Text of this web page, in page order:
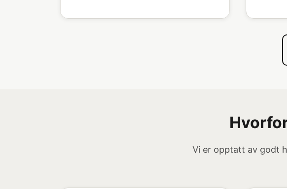
Vi er opptatt av godt